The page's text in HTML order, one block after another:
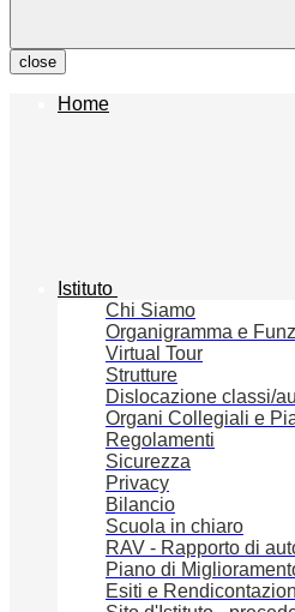
close
Home
Istituto
Chi Siamo
Organigramma e
Virtual Tour
Strutture
Dislocazione classi/
Organi Collegiali e
Regolamenti
Sicurezza
Privacy
Bilancio
Scuola in chiaro
RAV - Rapporto di
Piano di
Esiti e